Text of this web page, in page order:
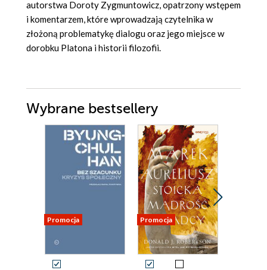
autorstwa Doroty Zygmuntowicz, opatrzony wstępem
i komentarzem, które wprowadzają czytelnika w
złożoną problematykę dialogu oraz jego miejsce w
dorobku Platona i historii filozofii.
Wybrane bestsellery
Promocja Promocja